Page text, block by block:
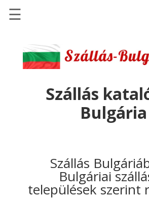
Szállások
Repülőjegy
pénzvisszatérítéssel
Discover
Transzfer
☰
Szállás
Bulgária
Szállás
Bulgáriai
települések szerint